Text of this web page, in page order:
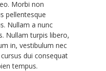
Morbi non
pellentesque
Nullam a nunc
Nullam turpis libero,
in, vestibulum nec
dui consequat
tempus.